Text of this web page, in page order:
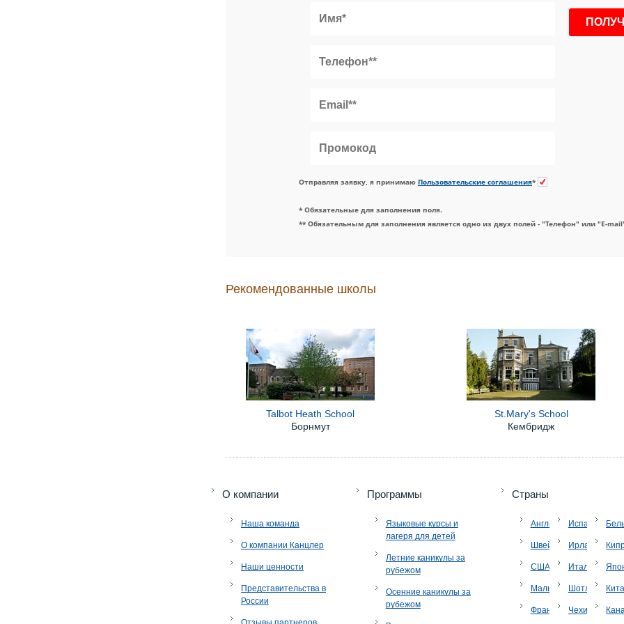
Отправляя заявку, я принимаю Пользовательские соглашения*
* Обязательные для заполнения поля.
** Обязательным для заполнения является одно из двух полей - "Телефон" или "E-
Рекомендованные школы
Talbot Heath School
Борнмут
St.Mary's School
Кембридж
+7
O компании
Наша команда
О компании Канцлер
Наши ценности
Представительства в
России
Программы
Языковые курсы и
лагеря для детей
Летние каникулы за
рубежом
Осенние каникулы за
рубежом
Страны
Англия
Швейцария
США
Мальта
Франция
Испания
Ирландия
Италия
Шотландия
Чехия